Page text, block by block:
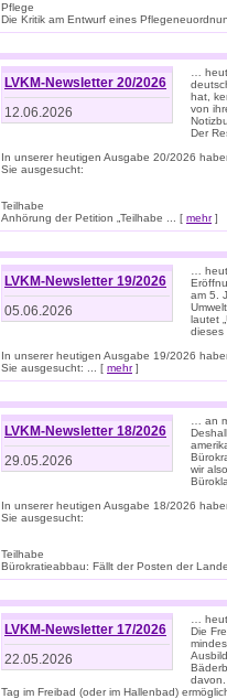
Pflege
Die Kritik am Entwurf eines
LVKM-Newsletter 20/2026
12.06.2026
…
hat,
von
Der
In unserer heutigen Ausgabe 20/2026
Sie ausgesucht:
Teilhabe
Anhörung der Petition „Teilhabe ... [ mehr]
LVKM-Newsletter 19/2026
05.06.2026
…
am 5.
lautet
dieses
In unserer heutigen Ausgabe 19/2026
Sie ausgesucht: ... [ mehr]
LVKM-Newsletter 18/2026
29.05.2026
… an
wir
In unserer heutigen Ausgabe 18/2026
Sie ausgesucht:
Teilhabe
Bürokratieabbau: Fällt der Posten der
LVKM-Newsletter 17/2026
22.05.2026
…
Die
davon.
Tag im Freibad (oder im Hallenbad)